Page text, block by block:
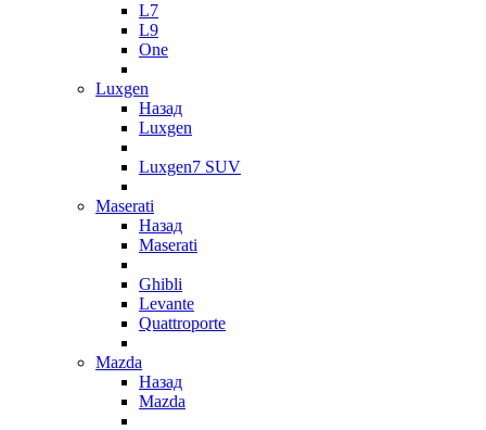
L7
L9
One
Luxgen
Назад
Luxgen
Luxgen7 SUV
Maserati
Назад
Maserati
Ghibli
Levante
Quattroporte
Mazda
Назад
Mazda